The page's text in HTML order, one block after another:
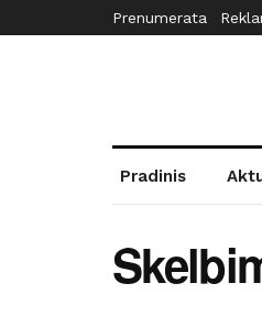
Prenumerata
Pradinis